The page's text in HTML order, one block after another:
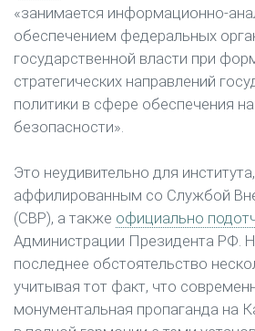
«занимается информационно-
обеспечением федеральных
государственной власти при
стратегических направлений
политики в сфере обеспечения
безопасности».
Это неудивительно для
аффилированным со Службой
(СВР), а также официально
Администрации Президента РФ.
последнее обстоятельство
учитывая тот факт, что
монументальная пропаганда на